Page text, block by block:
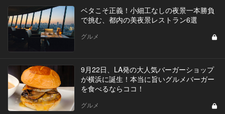
ベタこそ正義！小細工なしの夜景一本勝負
で挑む、都内の美夜景レストラン6選
グルメ
9月22日、LA発の大人気バーガーショップ
が横浜に誕生！本当に旨いグルメバーガー
を食べるならココ！
グルメ